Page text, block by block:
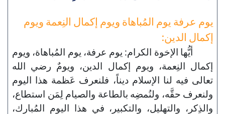
يوم عرفة يوم المُباهاة ويوم إكمال النِعمة ويوم
إكمال الدين:
أيُّها الإخوة الكرام: يوم عرفة، يوم المُباهاة، ويوم
إكمال النِعمة، ويوم إكمال الدين، ويومٌ رضي الله
تعالى فيه لنا الإسلام ديناً، فلنعرف عَظمة هذا اليوم
ولنعرف حقَّه، ولنُمضِه بالطاعة والصيام لِمَن استطاع،
والذِكر، والتهليل، والتكبير، في هذا اليوم المُبارك،